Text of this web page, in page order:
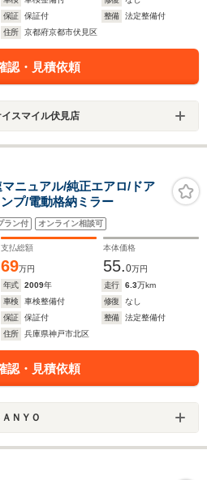
保証
保証付 整備
法定整備付
住所
京都府京都市伏見区
認・見積依頼
スマイル伏見店
ニュアル/純正エアロ/ドア
プ/電動格納ミラー
ラン付 オンライン相談可
支払総額
69万円
本体価格
55.0万円
年式
2009年 走行 6.3万km
車検
車検整備付 修復
なし
保証
保証付 整備
法定整備付
住所
兵庫県神戸市北区
認・見積依頼
ＮＹＯ